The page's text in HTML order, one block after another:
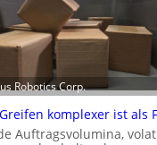
e
s
e
r
t
e
s
Robotics Corp.
komplexer ist als
Auftragsvolumina,